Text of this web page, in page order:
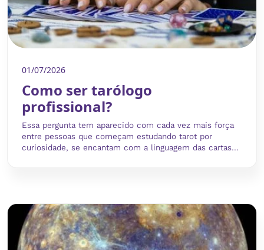
01/07/2026
Como ser tarólogo
profissional?
Essa pergunta tem aparecido com cada vez mais força
entre pessoas que começam estudando tarot por
curiosidade, se encantam com a linguagem das cartas...